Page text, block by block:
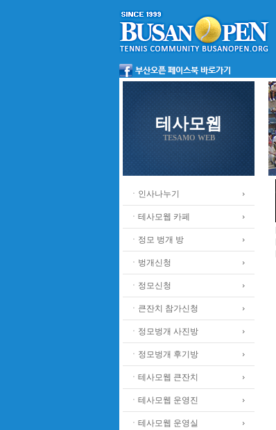
테사모웹
TESAMO WEB
ㆍ인사나누기
ㆍ테사모웹 카페
ㆍ정모 벙개 방
ㆍ벙개신청
ㆍ정모신청
ㆍ큰잔치 참가신청
ㆍ정모벙개 사진방
ㆍ정모벙개 후기방
ㆍ테사모웹 큰잔치
ㆍ테사모웹 운영진
ㆍ테사모웹 운영실